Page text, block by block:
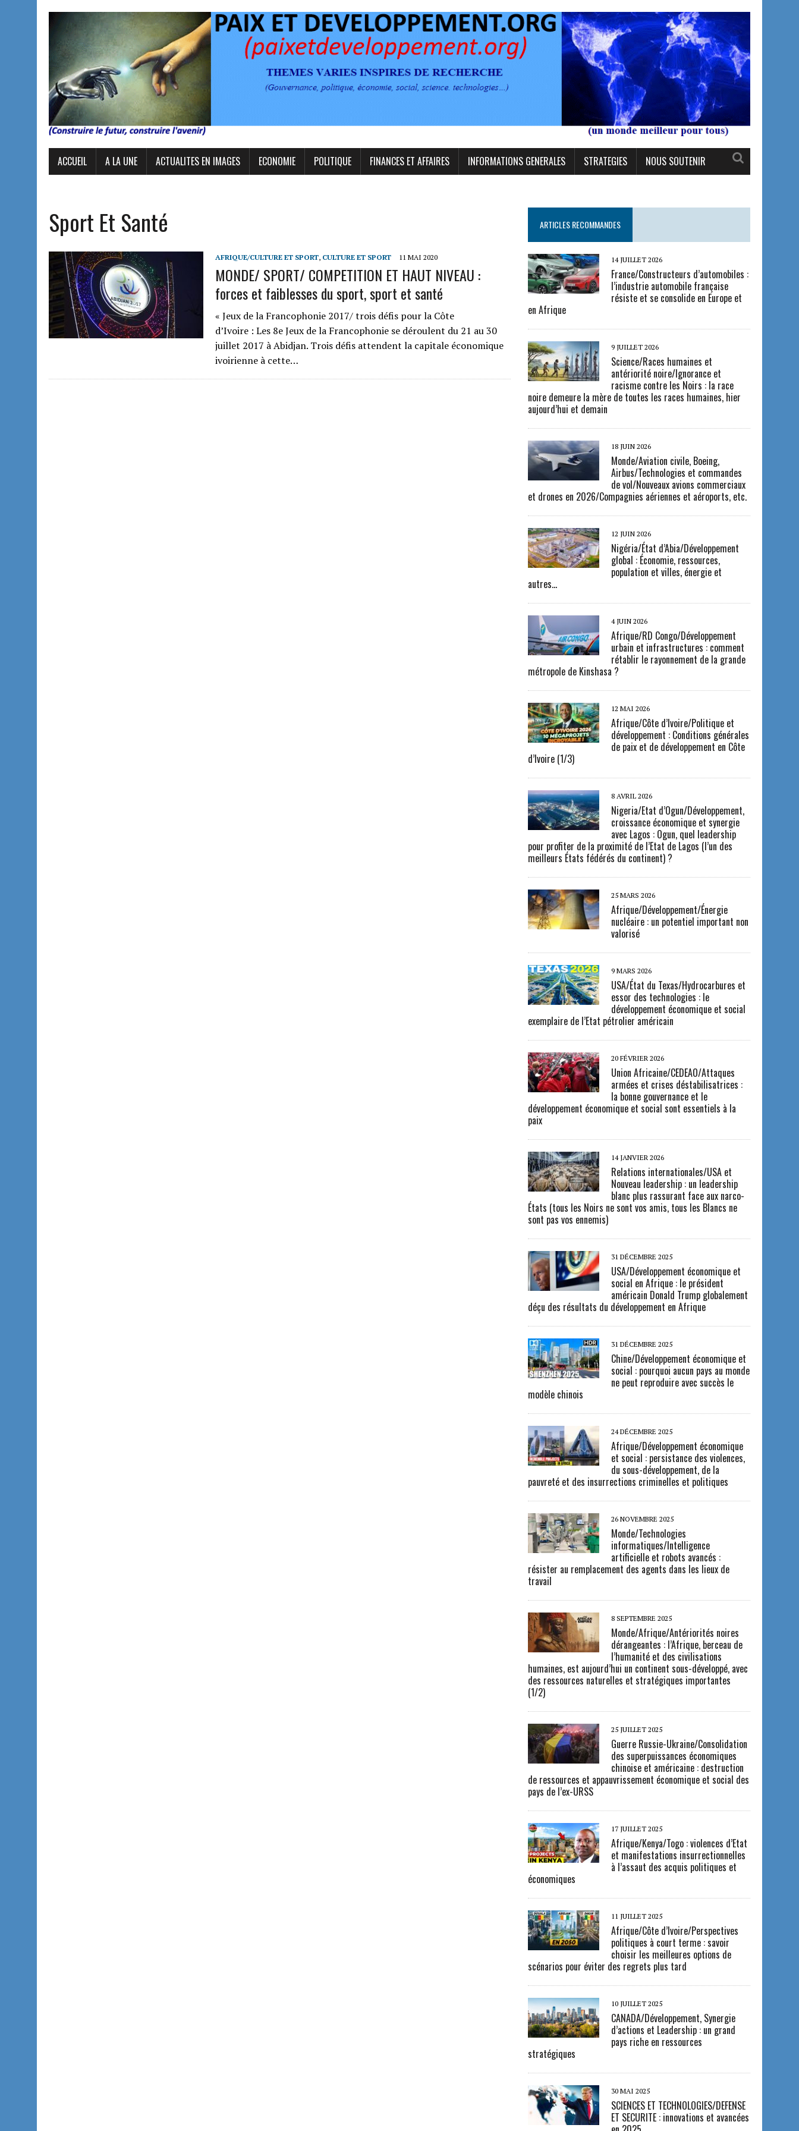
ACCUEIL A LA UNE ACTUALITES EN IMAGES ECONOMIE POLITIQUE FINANCES ET AFFAIRES INFORMATIONS GENERALES STRATEGIES NOUS SOUTENIR
Sport Et Santé
AFRIQUE/CULTURE ET SPORT, CULTURE ET SPORT 11 MAI 2020
MONDE/ SPORT/ COMPETITION ET HAUT NIVEAU :
forces et faiblesses du sport, sport et santé
« Jeux de la Francophonie 2017/ trois défis pour la Côte
d’Ivoire : Les 8e Jeux de la Francophonie se déroulent du 21 au 30
juillet 2017 à Abidjan. Trois défis attendent la capitale économique
ivoirienne à cette…
ARTICLES RECOMMANDES
14 JUILLET 2026
France/Constructeurs d’automobiles :
l’industrie automobile française
résiste et se consolide en Europe et
en Afrique
9 JUILLET 2026
Science/Races humaines et
antériorité noire/Ignorance et
racisme contre les Noirs : la race
noire demeure la mère de toutes les races humaines, hier
aujourd’hui et demain
18 JUIN 2026
Monde/Aviation civile, Boeing,
Airbus/Technologies et commandes
de vol/Nouveaux avions commerciaux
et drones en 2026/Compagnies aériennes et aéroports, etc.
12 JUIN 2026
Nigéria/État d’Abia/Développement
global : Économie, ressources,
population et villes, énergie et
autres…
4 JUIN 2026
Afrique/RD Congo/Développement
urbain et infrastructures : comment
rétablir le rayonnement de la grande
métropole de Kinshasa ?
12 MAI 2026
Afrique/Côte d’Ivoire/Politique et
développement : Conditions générales
de paix et de développement en Côte
d’Ivoire (1/3)
8 AVRIL 2026
Nigeria/Etat d’Ogun/Développement,
croissance économique et synergie
avec Lagos : Ogun, quel leadership
pour profiter de la proximité de l’Etat de Lagos (l’un des
meilleurs États fédérés du continent) ?
25 MARS 2026
Afrique/Développement/Énergie
nucléaire : un potentiel important non
valorisé
9 MARS 2026
USA/État du Texas/Hydrocarbures et
essor des technologies : le
développement économique et social
exemplaire de l’Etat pétrolier américain
20 FÉVRIER 2026
Union Africaine/CEDEAO/Attaques
armées et crises déstabilisatrices :
la bonne gouvernance et le
développement économique et social sont essentiels à la
paix
14 JANVIER 2026
Relations internationales/USA et
Nouveau leadership : un leadership
blanc plus rassurant face aux narco-
États (tous les Noirs ne sont vos amis, tous les Blancs ne
sont pas vos ennemis)
31 DÉCEMBRE 2025
USA/Développement économique et
social en Afrique : le président
américain Donald Trump globalement
déçu des résultats du développement en Afrique
31 DÉCEMBRE 2025
Chine/Développement économique et
social : pourquoi aucun pays au monde
ne peut reproduire avec succès le
modèle chinois
24 DÉCEMBRE 2025
Afrique/Développement économique
et social : persistance des violences,
du sous-développement, de la
pauvreté et des insurrections criminelles et politiques
26 NOVEMBRE 2025
Monde/Technologies
informatiques/Intelligence
artificielle et robots avancés :
résister au remplacement des agents dans les lieux de
travail
8 SEPTEMBRE 2025
Monde/Afrique/Antériorités noires
dérangeantes : l’Afrique, berceau de
l’humanité et des civilisations
humaines, est aujourd’hui un continent sous-développé, avec
des ressources naturelles et stratégiques importantes
(1/2)
25 JUILLET 2025
Guerre Russie-Ukraine/Consolidation
des superpuissances économiques
chinoise et américaine : destruction
de ressources et appauvrissement économique et social des
pays de l’ex-URSS
17 JUILLET 2025
Afrique/Kenya/Togo : violences d’Etat
et manifestations insurrectionnelles
à l’assaut des acquis politiques et
économiques
11 JUILLET 2025
Afrique/Côte d’Ivoire/Perspectives
politiques à court terme : savoir
choisir les meilleures options de
scénarios pour éviter des regrets plus tard
10 JUILLET 2025
CANADA/Développement, Synergie
d’actions et Leadership : un grand
pays riche en ressources
stratégiques
30 MAI 2025
SCIENCES ET TECHNOLOGIES/DEFENSE
ET SECURITE : innovations et avancées